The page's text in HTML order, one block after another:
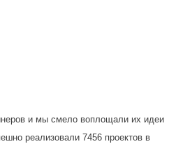
и мы смело воплощали их идеи
реализовали 7456 проектов в